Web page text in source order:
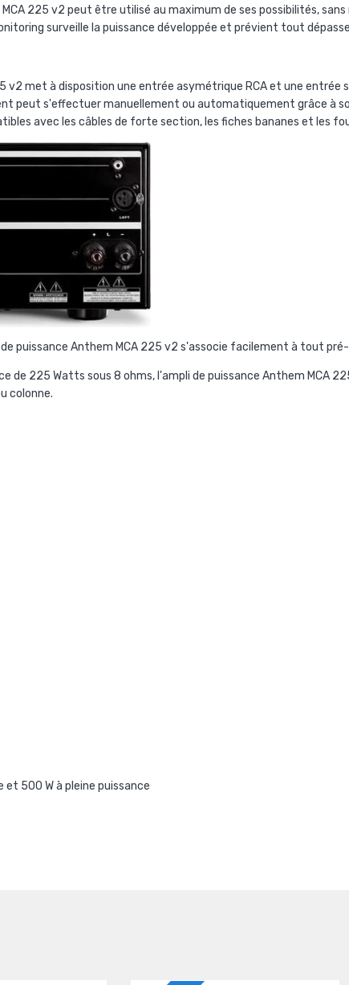
225 v2 peut être utilisé au maximum de ses possibilités,
surveille la puissance développée et prévient tout
met à disposition une entrée asymétrique RCA et une entrée
peut s'effectuer manuellement ou automatiquement grâce à
avec les câbles de forte section, les fiches bananes et les
puissance Anthem MCA 225 v2 s'associe facilement à tout
de 225 Watts sous 8 ohms, l'ampli de puissance Anthem MCA
colonne.
et 500 W à pleine puissance